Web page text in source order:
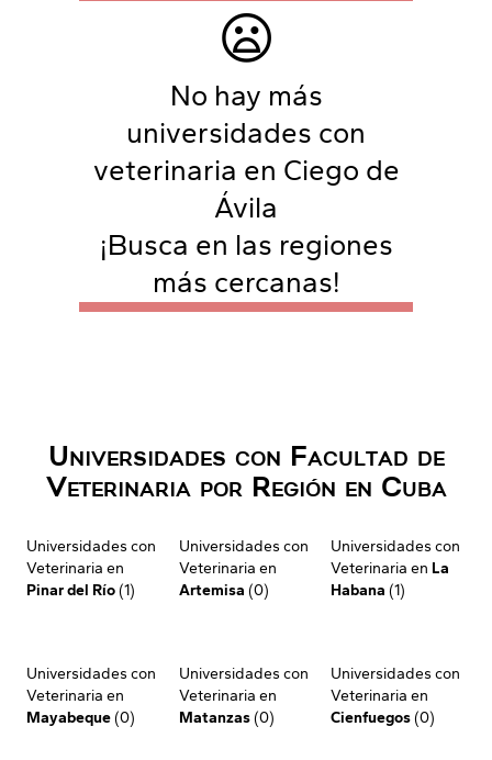
😦
No hay más
universidades con
veterinaria en Ciego de
Ávila
¡Busca en las regiones
más cercanas!
Universidades con Facultad de
Veterinaria por Región en Cuba
Universidades con
Veterinaria en
Pinar del Río(1)
Universidades con
Veterinaria en
Artemisa (0)
Universidades con
Veterinaria en La
Habana (1)
Universidades con
Veterinaria en
Mayabeque(0)
Universidades con
Veterinaria en
Matanzas(0)
Universidades con
Veterinaria en
Cienfuegos(0)